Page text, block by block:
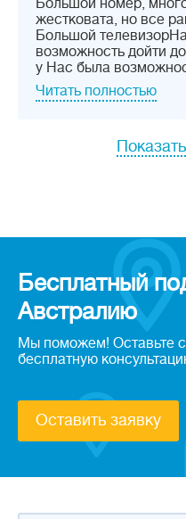
Большой номер,
жестковата, но все
Большой
возможность дойти
у Нас была
Читать полностью
Бесплатный
Австралию
Мы поможем! Оставьте
бесплатную
Оставить заявку